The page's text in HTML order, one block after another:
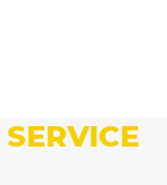
SERVICE